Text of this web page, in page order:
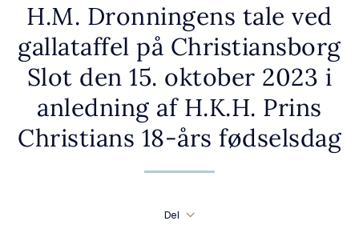
H.M. Dronningens tale ved
gallataffel på Christiansborg
Slot den 15. oktober 2023 i
anledning af H.K.H. Prins
Christians 18-års fødselsdag
Del